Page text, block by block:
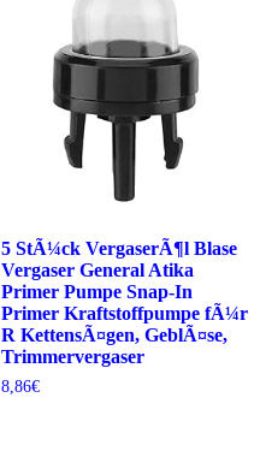
5 StÃ¼ck VergaserÃ¶l Blase
Vergaser General Atika
Primer Pumpe Snap-In
Primer Kraftstoffpumpe fÃ¼r
R KettensÃ¤gen, GeblÃ¤se,
Trimmervergaser
8,86€